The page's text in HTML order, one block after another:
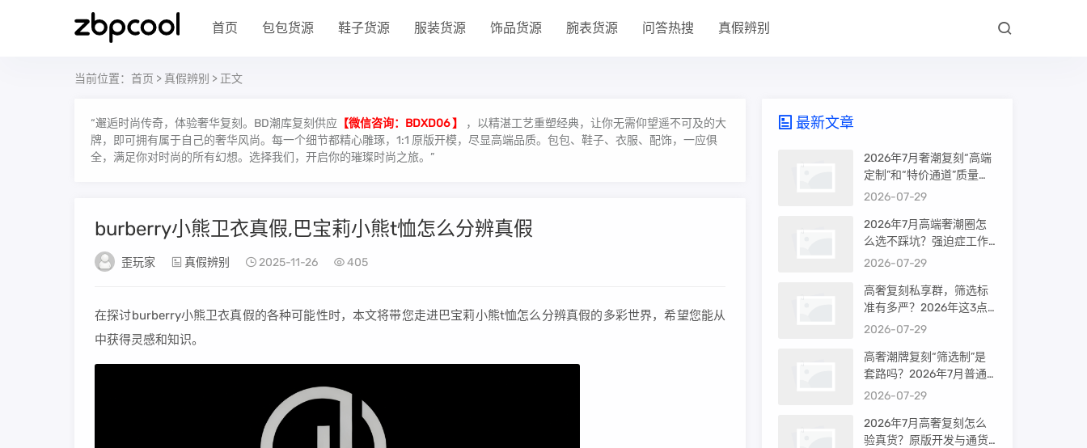
首页 包包货源 鞋子货源 服装货源 饰品货源 腕表货源 问答热搜 真假辨别
当前位置： 首页 > 真假辨别 > 正文
“邂逅时尚传奇，体验奢华复刻。BD潮库复刻供应 【微信咨询：BDXD06 】
，以精湛工艺重塑经典，让你无需仰望遥不可及的大
牌，即可拥有属于自己的奢华风尚。每一个细节都精心雕琢，1:1 原版开模，尽显高端品质。包包、鞋子、衣服、配饰，一应俱
全，满足你对时尚的所有幻想。选择我们，开启你的璀璨时尚之旅。”
burberry小熊卫衣真假,巴宝莉小熊t恤怎么分辨真假
歪玩家 真假辨别 2025-11-26 405
在探讨burberry小熊卫衣真假的各种可能性时，本文将带您走进巴宝莉小熊t恤怎么分辨真假的多彩世界，希望您能从
中获得灵感和知识。
最新文章
2026年7月奢潮复刻“高端
定制”和“特价通道”质量差
很多吗？内行人说出真相
2026-07-29
2026年7月高端奢潮圈怎
么选不踩坑？强迫症工作
室的筛选机制是真相还是
2026-07-29
高奢复刻私享群，筛选标
准有多严？2026年这3点
才是真相
2026-07-29
高奢潮牌复刻“筛选制”是
套路吗？2026年7月普通
买家能进高端群吗？
2026-07-29
2026年7月高奢复刻怎么
验真货？原版开发与通货